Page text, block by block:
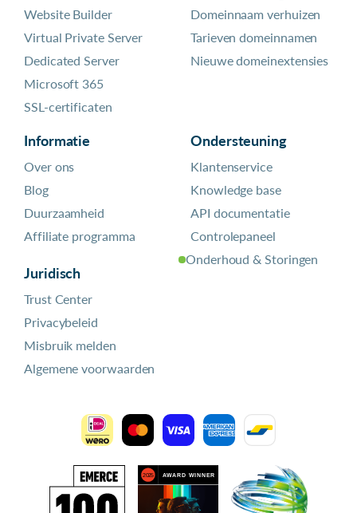
Website Builder
Virtual Private Server
Dedicated Server
Microsoft 365
SSL-certificaten
Domeinnaam verhuizen
Tarieven domeinnamen
Nieuwe domeinextensies
Informatie
Over ons
Blog
Duurzaamheid
Affiliate programma
Juridisch
Trust Center
Privacybeleid
Misbruik melden
Algemene voorwaarden
Ondersteuning
Klantenservice
Knowledge base
API documentatie
Controlepaneel
Onderhoud & Storingen